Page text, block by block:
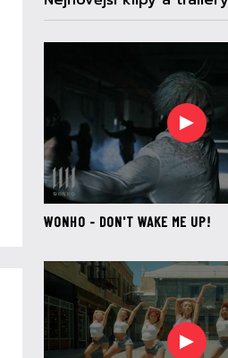
WONHO - DON'T WAKE ME UP!